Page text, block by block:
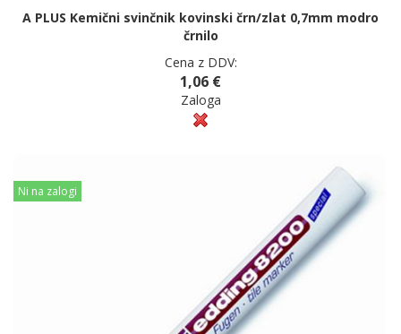
A PLUS Kemični svinčnik kovinski črn/zlat 0,7mm modro
črnilo
Cena z DDV:
1,06 €
Zaloga
Ni na zalogi